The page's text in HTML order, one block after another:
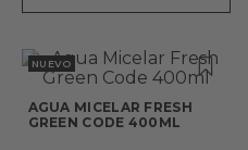
NUEVO
AGUA MICELAR FRESH
GREEN CODE 400ML